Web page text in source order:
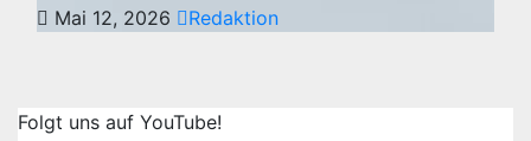
Mai 12, 2026 Redaktion
Folgt uns auf YouTube!